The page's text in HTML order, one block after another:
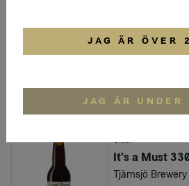
Revsunds
Cider
It's a Must
Tjärnsjö Brewery
JAG ÄR ÖVER
JAG ÄR UNDER